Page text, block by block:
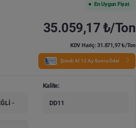
En Uygun Fiyat
35.059,17 ₺/Ton
KDV Hariç: 31.871,97 ₺/Ton
Şimdi Al 12 Ay Sonra Öde!
-
Kalite:
DD11